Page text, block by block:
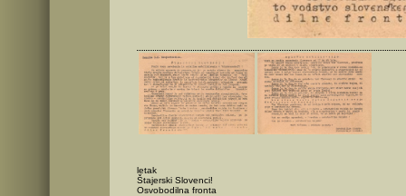
letak
Štajerski Slovenci!
Osvobodilna fronta